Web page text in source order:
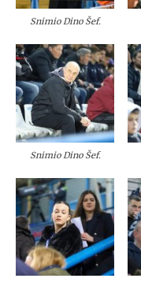
Snimio Dino Šef.
Snimio Dino Šef.